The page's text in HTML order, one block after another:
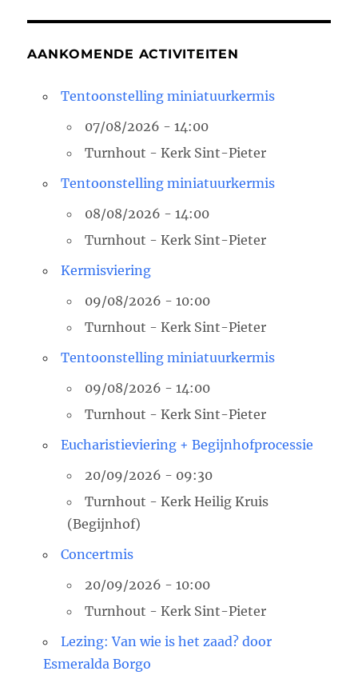
AANKOMENDE ACTIVITEITEN
Tentoonstelling miniatuurkermis
07/08/2026 - 14:00
Turnhout - Kerk Sint-Pieter
Tentoonstelling miniatuurkermis
08/08/2026 - 14:00
Turnhout - Kerk Sint-Pieter
Kermisviering
09/08/2026 - 10:00
Turnhout - Kerk Sint-Pieter
Tentoonstelling miniatuurkermis
09/08/2026 - 14:00
Turnhout - Kerk Sint-Pieter
Eucharistieviering + Begijnhofprocessie
20/09/2026 - 09:30
Turnhout - Kerk Heilig Kruis
(Begijnhof)
Concertmis
20/09/2026 - 10:00
Turnhout - Kerk Sint-Pieter
Lezing: Van wie is het zaad? door
Esmeralda Borgo